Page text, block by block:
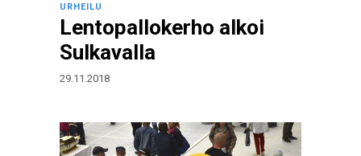
URHEILU
Lentopallokerho alkoi
Sulkavalla
29.11.2018